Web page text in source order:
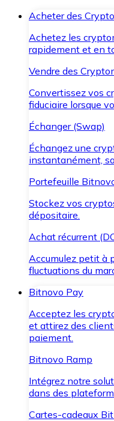
Acheter des
Achetez les
rapidement et en
Vendre des
Convertissez vos
fiduciaire lorsque
Échanger (Swap)
Échangez une
instantanément,
Portefeuille
Stockez vos
dépositaire.
Achat récurrent
Accumulez petit à
fluctuations du
Bitnovo Pay
Acceptez les
et attirez des
paiement.
Bitnovo Ramp
Intégrez notre
dans des
Cartes-cadeaux